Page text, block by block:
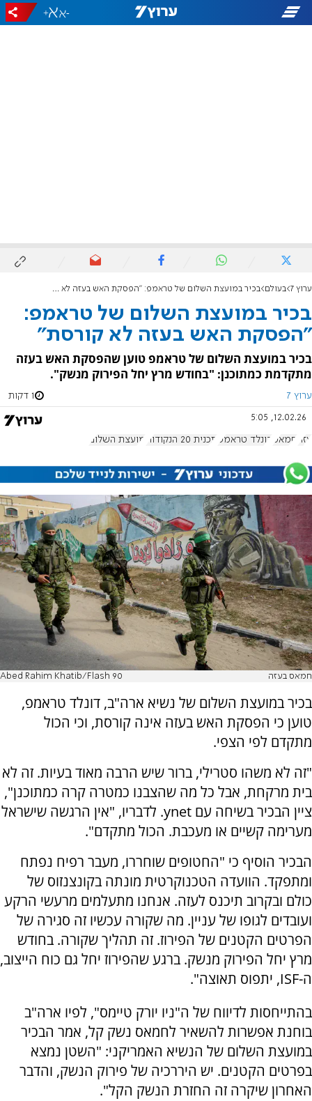
-
+
ערוץ 7 בעולם בכיר במועצת השלום של טראמפ: "הפסקת האש בעזה לא קורסת"
בכיר במועצת השלום של טראמפ:
"הפסקת האש בעזה לא קורסת"
בכיר במועצת השלום של טראמפ טוען שהפסקת האש בעזה
מתקדמת כמתוכנן: "בחודש מרץ יחל הפירוק מנשק".
ערוץ 7 1 דקות
12.02.26, 5:05
עזה חמאס דונלד טראמפ תכנית 20 הנקודות מועצת השלום
חמאס בעזה Abed Rahim Khatib/Flash 90
בכיר במועצת השלום של נשיא ארה"ב, דונלד טראמפ,
טוען כי הפסקת האש בעזה אינה קורסת, וכי הכול
מתקדם לפי הצפי.
"זה לא משהו סטרילי, ברור שיש הרבה מאוד בעיות. זה לא
בית מרקחת, אבל כל מה שהצבנו כמטרה קרה כמתוכנן",
ציין הבכיר בשיחה עם ynet. לדבריו, "אין הרגשה שישראל
מערימה קשיים או מעכבת. הכול מתקדם".
הבכיר הוסיף כי "החטופים שוחררו, מעבר רפיח נפתח
ומתפקד. הוועדה הטכנוקרטית מונתה בקונצנזוס של
כולם ובקרוב תיכנס לעזה. אנחנו מתעלמים מרעשי הרקע
ועובדים לגופו של עניין. מה שקורה עכשיו זה סגירה של
הפרטים הקטנים של הפירוז. זה תהליך שקורה. בחודש
מרץ יחל הפירוק מנשק. ברגע שהפירוז יחל גם כוח הייצוב,
ה-ISF, יתפוס תאוצה".
בהתייחסות לדיווח של ה"ניו יורק טיימס", לפיו ארה"ב
בוחנת אפשרות להשאיר לחמאס נשק קל, אמר הבכיר
במועצת השלום של הנשיא האמריקני: "השטן נמצא
בפרטים הקטנים. יש היררכיה של פירוק הנשק, והדבר
האחרון שיקרה זה החזרת הנשק הקל".